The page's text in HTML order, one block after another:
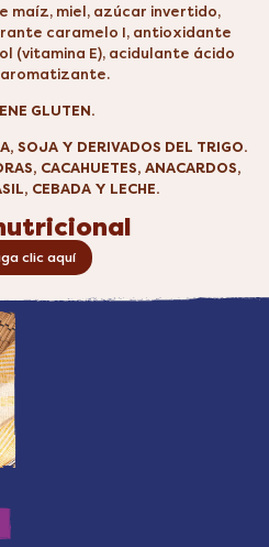
maíz, miel, azúcar invertido,
caramelo I, antioxidante
(vitamina E), acidulante ácido
GLUTEN.
SOJA Y DERIVADOS DEL TRIGO.
CACAHUETES, ANACARDOS,
CEBADA Y LECHE.
clic aquí